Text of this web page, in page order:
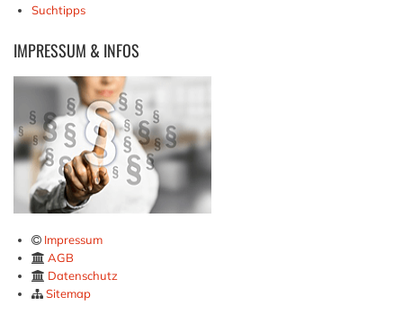
Suchtipps
IMPRESSUM & INFOS
Impressum
AGB
Datenschutz
Sitemap